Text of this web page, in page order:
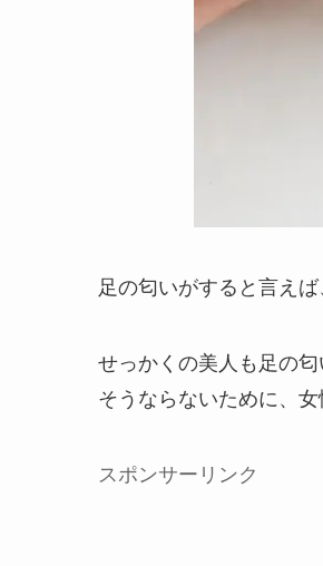
足の匂いがすると言え
せっかくの美人も足の
そうならないために、
スポンサーリンク